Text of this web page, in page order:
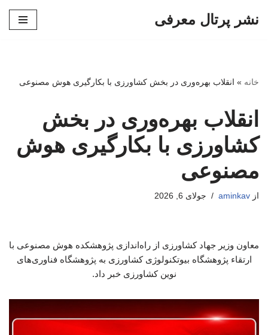
نشر پرتال معرفی
خانه » انقلاب بهره‌وری در بخش کشاورزی با بکارگیری هوش مصنوعی
انقلاب بهره‌وری در بخش
کشاورزی با بکارگیری هوش
مصنوعی
از aminkav جولای 6, 2026
معاون وزیر جهاد کشاورزی از راه‌اندازی پژوهشکده هوش مصنوعی با
ارتقاء پژوهشگاه بیوتکنولوژی کشاورزی به پژوهشگاه فناوری‌های
نوین کشاورزی خبر داد.